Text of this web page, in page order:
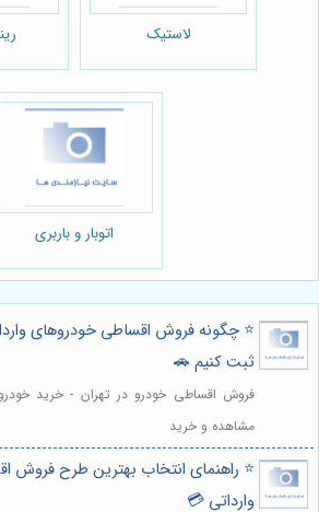
لاستیک
اتوبار و باربری
⭐️ چگونه فروش اقساطی خودروهای
ثبت کنیم 🚗
فروش اقساطی خودرو در تهران - خرید
مشاهده و خرید
⭐️ راهنمای انتخاب بهترین طرح فروش
وارداتی 💳